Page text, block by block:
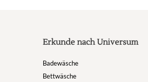
Erkunde nach Universum
Badewäsche
Bettwäsche